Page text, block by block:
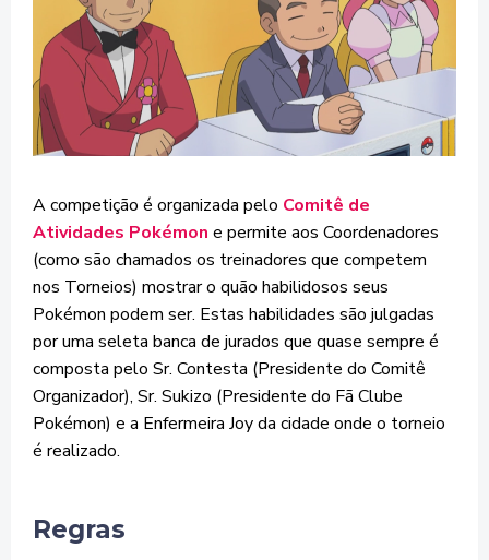
A competição é organizada pelo Comitê de
Atividades Pokémon e permite aos Coordenadores
(como são chamados os treinadores que competem
nos Torneios) mostrar o quão habilidosos seus
Pokémon podem ser. Estas habilidades são julgadas
por uma seleta banca de jurados que quase sempre é
composta pelo Sr. Contesta (Presidente do Comitê
Organizador), Sr. Sukizo (Presidente do Fã Clube
Pokémon) e a Enfermeira Joy da cidade onde o torneio
é realizado.
Regras